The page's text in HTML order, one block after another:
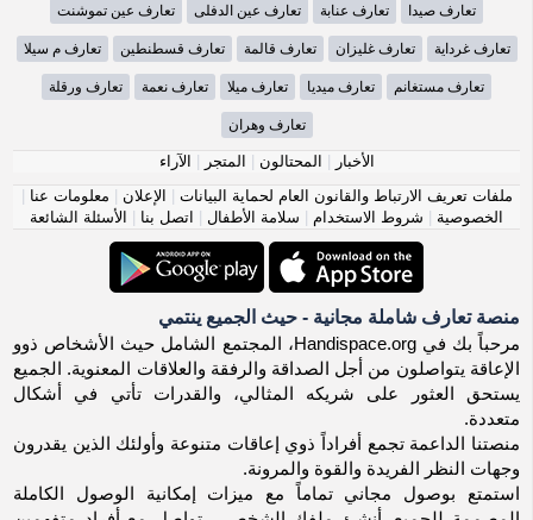
تعارف صيدا تعارف عنابة تعارف عين الدفلى تعارف عين تموشنت
تعارف غرداية تعارف غليزان تعارف قالمة تعارف قسطنطين تعارف م سيلا
تعارف مستغانم تعارف ميديا تعارف ميلا تعارف نعمة تعارف ورقلة
تعارف وهران
الأخبار | المحتالون | المتجر | الآراء
ملفات تعريف الارتباط والقانون العام لحماية البيانات | الإعلان | معلومات عنا |
الخصوصية | شروط الاستخدام | سلامة الأطفال | اتصل بنا | الأسئلة الشائعة
منصة تعارف شاملة مجانية - حيث الجميع ينتمي
مرحباً بك في Handispace.org، المجتمع الشامل حيث الأشخاص ذوو
الإعاقة يتواصلون من أجل الصداقة والرفقة والعلاقات المعنوية. الجميع
يستحق العثور على شريكه المثالي، والقدرات تأتي في أشكال
متعددة.
منصتنا الداعمة تجمع أفراداً ذوي إعاقات متنوعة وأولئك الذين يقدرون
وجهات النظر الفريدة والقوة والمرونة.
استمتع بوصول مجاني تماماً مع ميزات إمكانية الوصول الكاملة